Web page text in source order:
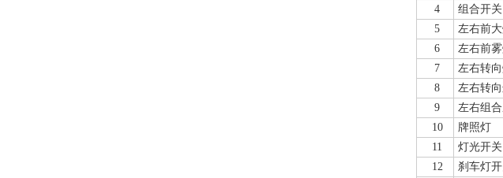
4
组合开关
5
左右前
6
左右前
7
左右转
8
左右转
9
左右组
10
牌照灯
11
灯光开关
12
刹车灯